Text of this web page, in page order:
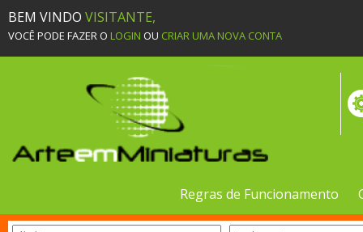
BEM VINDO VISITANTE,
VOCÊ PODE FAZER O LOGIN OU CRIAR UMA NOVA CONTA
Regras de Funcionamento